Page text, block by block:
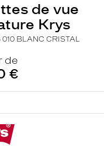
de vue
Krys
010 BLANC CRISTAL
de
€